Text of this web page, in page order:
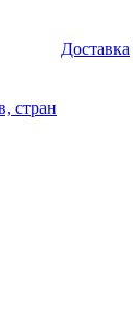
стран
Доставка